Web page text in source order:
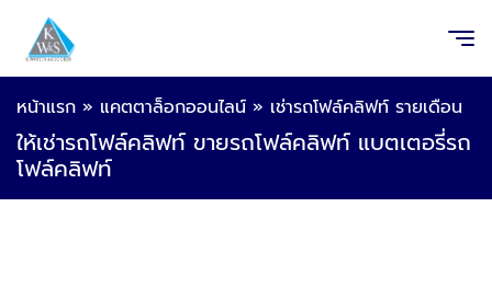
หน้าแรก » แคตตาล็อกออนไลน์ » เช่ารถโฟล์คลิฟท์ รายเดือน
ให้เช่ารถโฟล์คลิฟท์ ขายรถโฟล์คลิฟท์ แบตเตอรี่รถ
โฟล์คลิฟท์